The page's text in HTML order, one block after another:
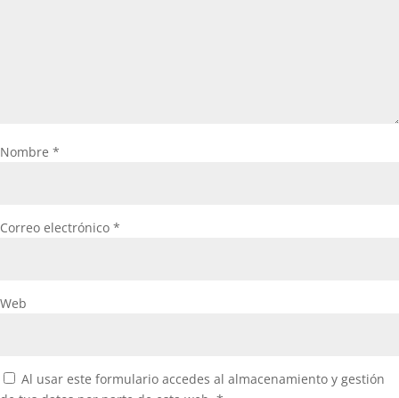
Nombre *
Correo electrónico *
Web
Al usar este formulario accedes al almacenamiento y gestión